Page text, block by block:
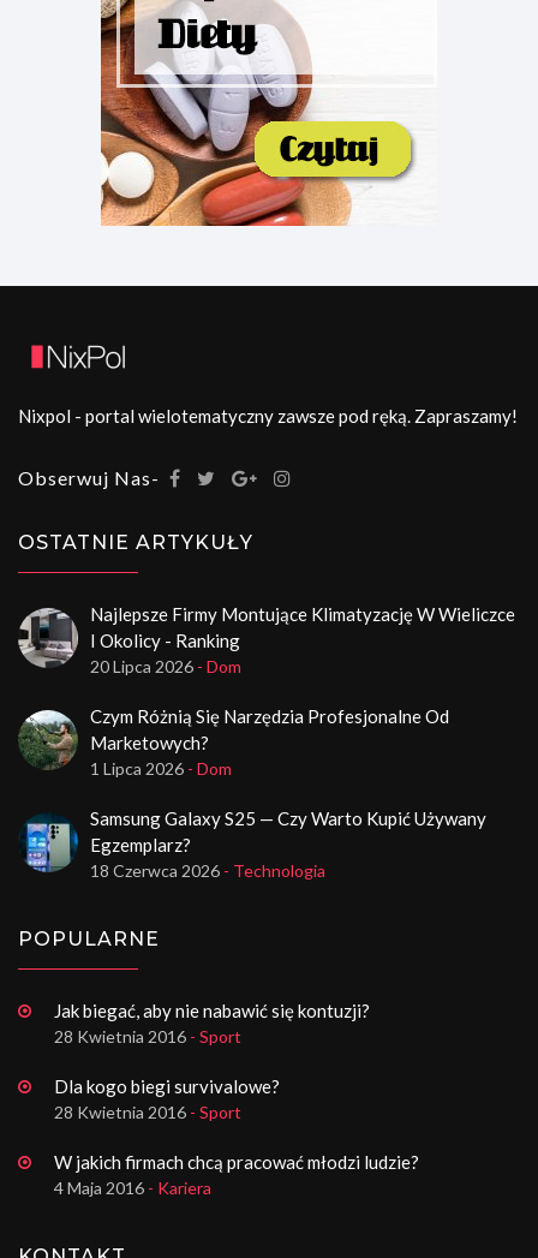
Nixpol - portal wielotematyczny zawsze pod ręką. Zapraszamy!
Obserwuj Nas-
OSTATNIE ARTYKUŁY
Najlepsze Firmy Montujące Klimatyzację W Wieliczce
I Okolicy - Ranking
20 Lipca 2026 - Dom
Czym Różnią Się Narzędzia Profesjonalne Od
Marketowych?
1 Lipca 2026 - Dom
Samsung Galaxy S25 — Czy Warto Kupić Używany
Egzemplarz?
18 Czerwca 2026 - Technologia
POPULARNE
Jak biegać, aby nie nabawić się kontuzji?
28 Kwietnia 2016 - Sport
Dla kogo biegi survivalowe?
28 Kwietnia 2016 - Sport
W jakich firmach chcą pracować młodzi ludzie?
4 Maja 2016 - Kariera